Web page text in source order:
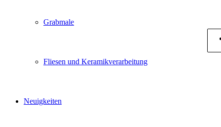
Grabmale
Fliesen und Keramikverarbeitung
Neuigkeiten